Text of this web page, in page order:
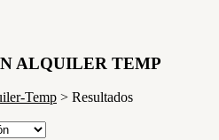
ALQUILER TEMP
Temp > Resultados